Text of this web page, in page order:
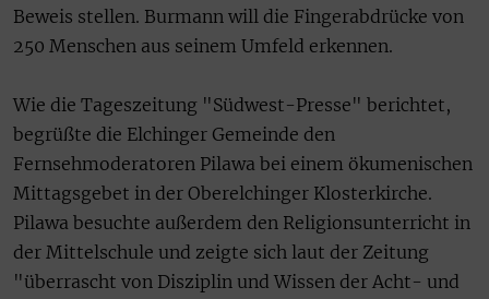
Beweis stellen. Burmann will die Fingerabdrücke von
250 Menschen aus seinem Umfeld erkennen.
Wie die Tageszeitung "Südwest-Presse" berichtet,
begrüßte die Elchinger Gemeinde den
Fernsehmoderatoren Pilawa bei einem ökumenischen
Mittagsgebet in der Oberelchinger Klosterkirche.
Pilawa besuchte außerdem den Religionsunterricht in
der Mittelschule und zeigte sich laut der Zeitung
"überrascht von Disziplin und Wissen der Acht- und